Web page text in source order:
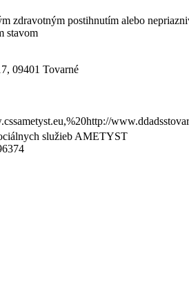
zdravotným postihnutím alebo
stavom
09401 Tovarné
služieb AMETYST